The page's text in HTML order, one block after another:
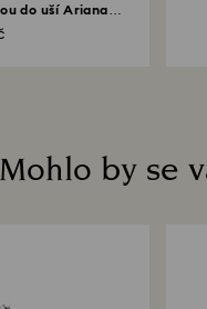
do uší Ariana
Mohlo by se